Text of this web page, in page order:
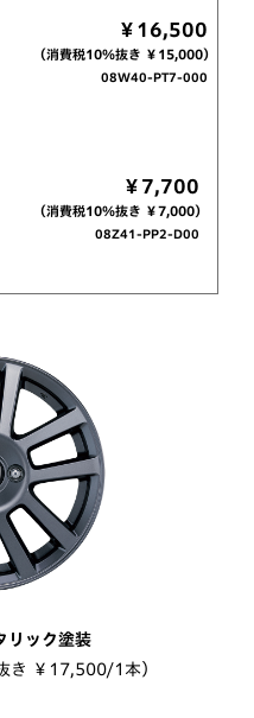
￥16,500
（消費税10％抜き ￥15,000）
08W40-PT7-000
￥7,700
（消費税10％抜き ￥7,000）
08Z41-PP2-D00
ック塗装
き ￥17,500/1本）